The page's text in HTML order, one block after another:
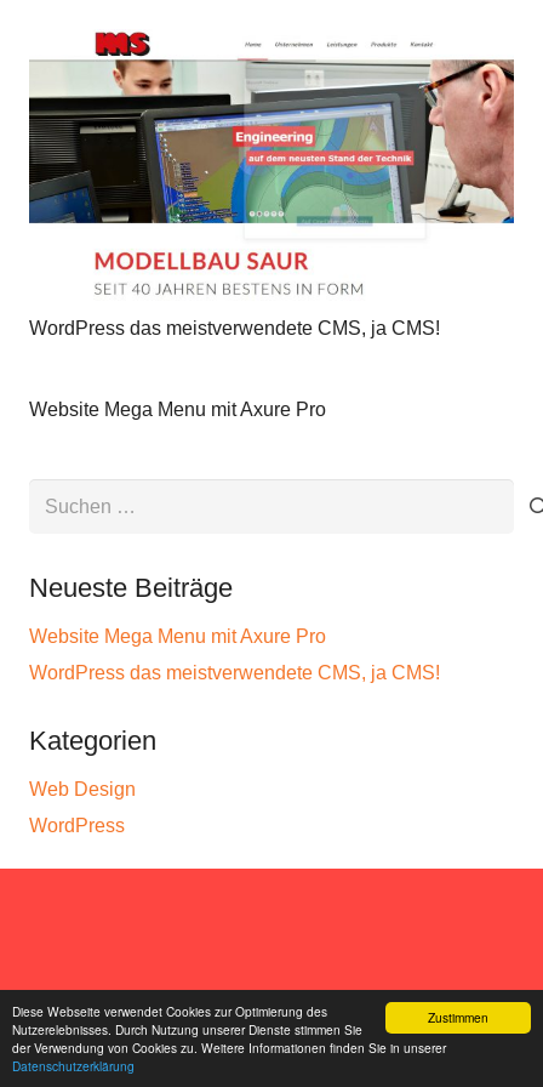
Zustimmen
Diese Webseite verwendet Cookies zur Optimierung des
Nutzerelebnisses. Durch Nutzung unserer Dienste stimmen Sie
der Verwendung von Cookies zu. Weitere Informationen finden Sie in unserer
Datenschutzerklärung
WordPress das meistverwendete CMS, ja CMS!
Website Mega Menu mit Axure Pro
Neueste Beiträge
Website Mega Menu mit Axure Pro
WordPress das meistverwendete CMS, ja CMS!
Kategorien
Web Design
WordPress